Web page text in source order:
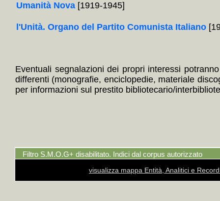
Umanità Nova [1919-1945]
l'Unità. Organo del Partito Comunista Italiano
Eventuali segnalazioni dei propri interessi
differenti (monografie, enciclopedie, materiale
per informazioni sul prestito bibliotecario/
Filtro S.M.O.G+ disabilitato. Indici dal corpus autorizzato
visualizza mappa Entità, Analitici e